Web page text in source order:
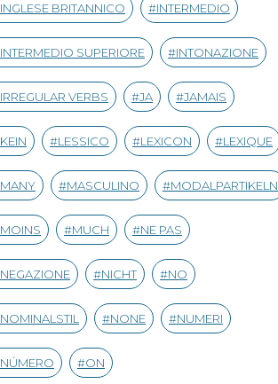
INGLESE BRITANNICO INTERMEDIO
INTERMEDIO SUPERIORE INTONAZIONE
IRREGULAR VERBS JA JAMAIS
KEIN LESSICO LEXICON LEXIQUE
MANY MASCULINO MODALPARTIKELN
MOINS MUCH NE PAS
NEGAZIONE NICHT NO
NOMINALSTIL NONE NUMERI
NÚMERO ON